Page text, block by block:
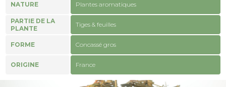
NATURE Plantes aromatiques
PARTIE DE LA
PLANTE
Tiges & feuilles
FORME Concassé gros
ORIGINE France